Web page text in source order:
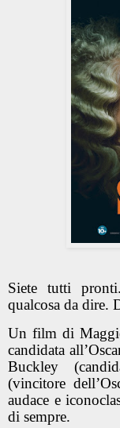
Siete tutti
qualcosa da dire.
Un film di
candidata
Buckley
(vincitore
audace e
di sempre.